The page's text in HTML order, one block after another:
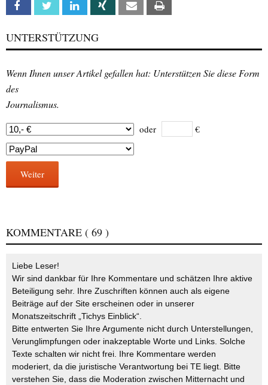
Facebook Twitter Linkedin Xing Email
UNTERSTÜTZUNG
Wenn Ihnen unser Artikel gefallen hat: Unterstützen Sie diese Form
des
Journalismus.
oder €
Weiter
KOMMENTARE ( 69 )
Liebe Leser!
Wir sind dankbar für Ihre Kommentare und schätzen Ihre aktive
Beteiligung sehr. Ihre Zuschriften können auch als eigene
Beiträge auf der Site erscheinen oder in unserer
Monatszeitschrift „Tichys Einblick“.
Bitte entwerten Sie Ihre Argumente nicht durch Unterstellungen,
Verunglimpfungen oder inakzeptable Worte und Links. Solche
Texte schalten wir nicht frei. Ihre Kommentare werden
moderiert, da die juristische Verantwortung bei TE liegt. Bitte
verstehen Sie, dass die Moderation zwischen Mitternacht und